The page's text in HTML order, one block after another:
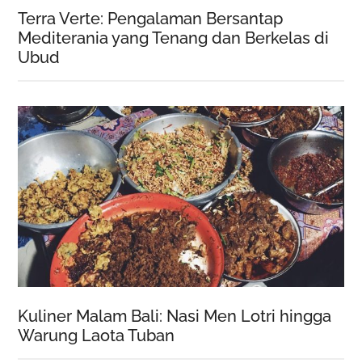
Terra Verte: Pengalaman Bersantap
Mediterania yang Tenang dan Berkelas di
Ubud
Kuliner Malam Bali: Nasi Men Lotri hingga
Warung Laota Tuban